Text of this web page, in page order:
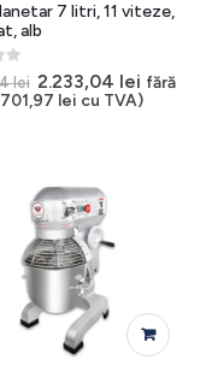
7 litri, 11 viteze,
alb
lei Prețul
inițial
2.233,04 lei Prețul
curent
fără
lei cu TVA)